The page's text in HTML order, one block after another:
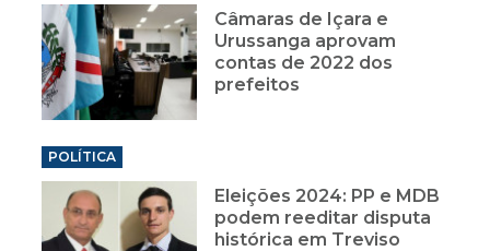
Câmaras de Içara e
Urussanga aprovam
contas de 2022 dos
prefeitos
POLÍTICA
Eleições 2024: PP e MDB
podem reeditar disputa
histórica em Treviso